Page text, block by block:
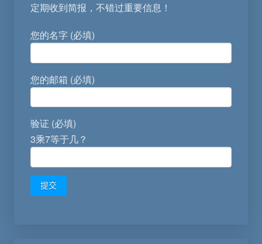
定期收到简报，不错过重要信息！
您的名字 (必填)
您的邮箱 (必填)
验证 (必填)
3乘7等于几？